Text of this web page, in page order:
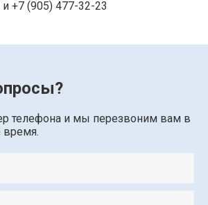
и +7 (905) 477-32-23
телефона и мы перезвоним вам в